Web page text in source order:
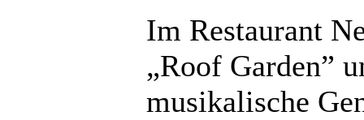
Im Restaurant
„Roof Garden”
musikalische